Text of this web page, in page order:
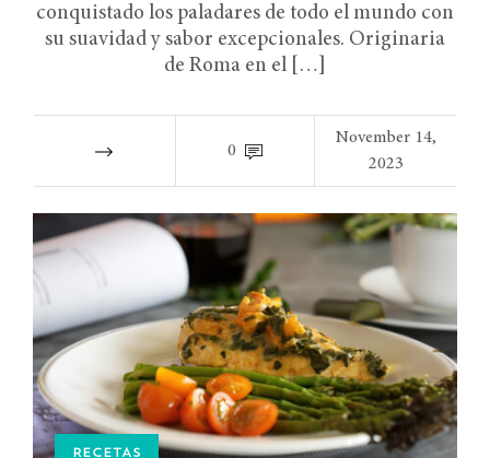
conquistado los paladares de todo el mundo con
su suavidad y sabor excepcionales. Originaria
de Roma en el […]
0
November 14,
2023
RECETAS